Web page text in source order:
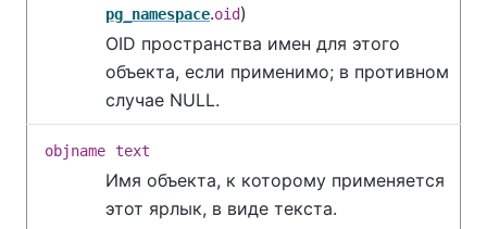
pg_namespace.oid)
OID пространства имен для этого
объекта, если применимо; в противном
случае NULL.
objname text
Имя объекта, к которому применяется
этот ярлык, в виде текста.